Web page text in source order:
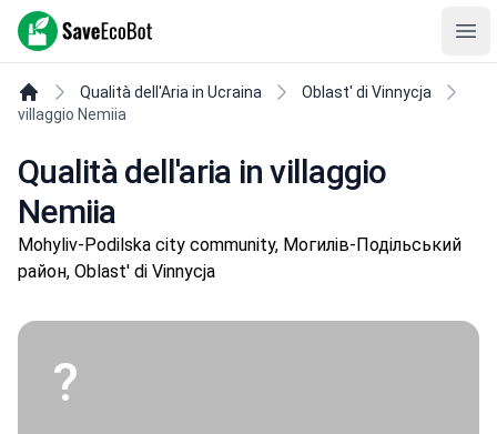
SaveEcoBot
Qualità dell'Aria in Ucraina
Oblast' di Vinnycja
villaggio Nemiia
Qualità dell'aria in villaggio
Nemiia
Mohyliv-Podilska city community, Могилів-Подільський
район, Oblast' di Vinnycja
?